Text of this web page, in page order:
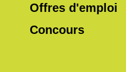
Offres d'emploi
Concours